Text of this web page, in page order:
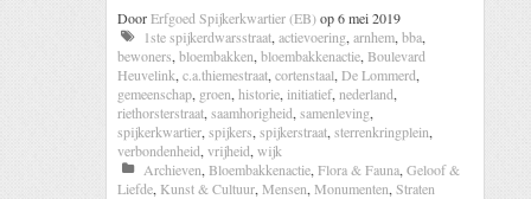
DoorErfgoed Spijkerkwartier (EB)op 6 mei 2019
1ste spijkerdwarsstraat, actievoering, arnhem, bba,
bewoners, bloembakken, bloembakkenactie, Boulevard
Heuvelink, c.a.thiemestraat, cortenstaal, De Lommerd,
gemeenschap, groen, historie, initiatief, nederland,
riethorsterstraat, saamhorigheid, samenleving,
spijkerkwartier, spijkers, spijkerstraat, sterrenkringplein,
verbondenheid, vrijheid, wijk
Archieven, Bloembakkenactie, Flora & Fauna, Geloof &
Liefde, Kunst & Cultuur, Mensen, Monumenten, Straten